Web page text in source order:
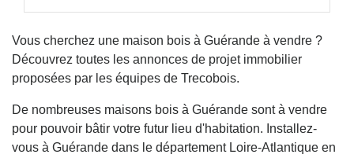
Vous cherchez une maison bois à Guérande à vendre ?
Découvrez toutes les annonces de projet immobilier
proposées par les équipes de Trecobois.
De nombreuses maisons bois à Guérande sont à vendre
pour pouvoir bâtir votre futur lieu d'habitation. Installez-
vous à Guérande dans le département Loire-Atlantique en